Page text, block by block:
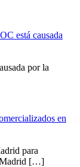
está causada
por la
en
para
[…]